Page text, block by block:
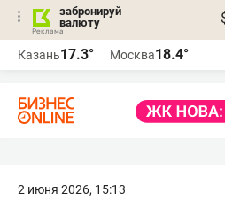
забронируй
валюту
Казань17.3° Москва18.4°
2 июня 2026, 15:13